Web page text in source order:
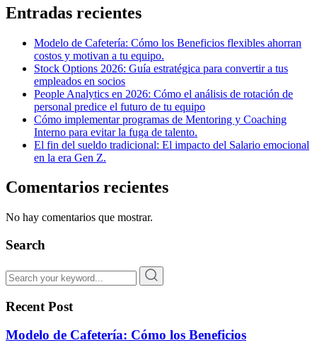
Entradas recientes
Modelo de Cafetería: Cómo los Beneficios flexibles ahorran
costos y motivan a tu equipo.
Stock Options 2026: Guía estratégica para convertir a tus
empleados en socios
People Analytics en 2026: Cómo el análisis de rotación de
personal predice el futuro de tu equipo
Cómo implementar programas de Mentoring y Coaching
Interno para evitar la fuga de talento.
El fin del sueldo tradicional: El impacto del Salario emocional
en la era Gen Z.
Comentarios recientes
No hay comentarios que mostrar.
Search
Recent Post
Modelo de Cafetería: Cómo los Beneficios